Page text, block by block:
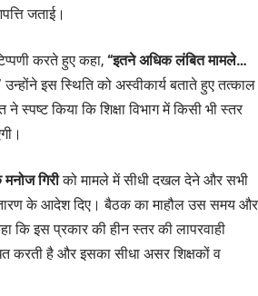
जताई।
करते हुए कहा, “इतने अधिक लंबित मामले…
उन्होंने इस स्थिति को अस्वीकार्य बताते हुए तत्काल
ने स्पष्ट किया कि शिक्षा विभाग में किसी भी स्तर
गिरीको मामले में सीधी दखल देने और सभी
के आदेश दिए। बैठक का माहौल उस समय और
कि इस प्रकार की हीन स्तर की लापरवाही
करती है और इसका सीधा असर शिक्षकों व